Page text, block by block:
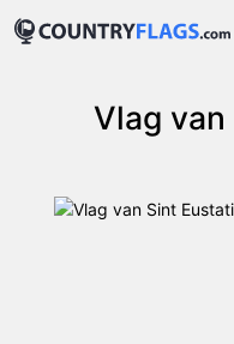
Vlag van